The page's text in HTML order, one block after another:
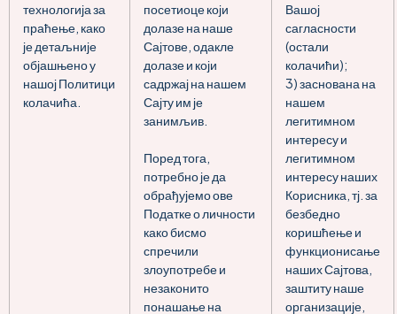
технологија за
праћење, како
је детаљније
објашњено у
нашој Политици
колачића.
посетиоце који
долазе на наше
Сајтове, одакле
долазе и који
садржај на нашем
Сајту им је
занимљив.
Поред тога,
потребно је да
обрађујемо ове
Податке о личности
како бисмо
спречили
злоупотребе и
незаконито
понашање на
Вашој
сагласности
(остали
колачићи);
3) заснована на
нашем
легитимном
интересу и
легитимном
интересу наших
Корисника, тј. за
безбедно
коришћење и
функционисање
наших Сајтова,
заштиту наше
организације,